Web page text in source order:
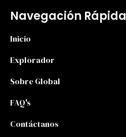
Navegación Rápida
Inicio
Explorador
Sobre Global
FAQ's
Contáctanos